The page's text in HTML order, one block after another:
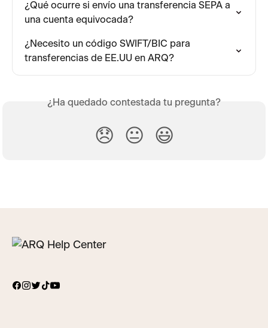
¿Qué ocurre si envío una transferencia SEPA a
una cuenta equivocada?
¿Necesito un código SWIFT/BIC para
transferencias de EE.UU en ARQ?
¿Ha quedado contestada tu pregunta?
😞 😐 😃